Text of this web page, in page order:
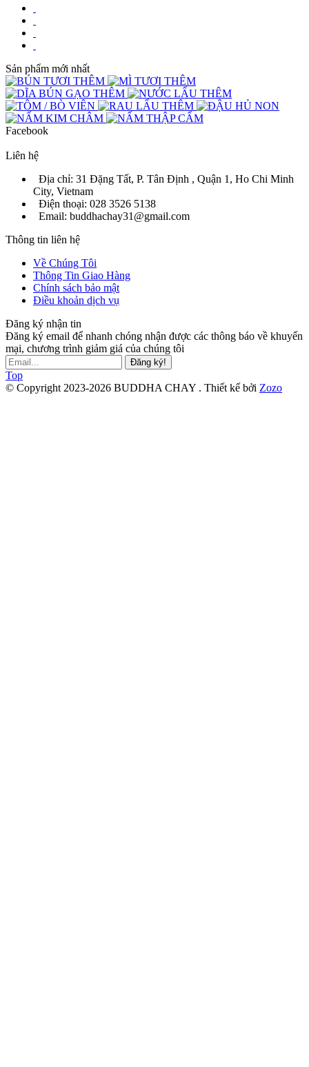
Sản phẩm mới nhất
Facebook
Liên hệ
Địa chỉ: 31 Đặng Tất, P. Tân Định , Quận 1, Ho Chi Minh
City, Vietnam
Điện thoại: 028 3526 5138
Email: buddhachay31@gmail.com
Thông tin liên hệ
Về Chúng Tôi
Thông Tin Giao Hàng
Chính sách bảo mật
Điều khoản dịch vụ
Đăng ký nhận tin
Đăng ký email để nhanh chóng nhận được các thông báo về khuyến
mại, chương trình giảm giá của chúng tôi
Đăng ký!
Top
© Copyright 2023-2026 BUDDHA CHAY . Thiết kế bởi Zozo